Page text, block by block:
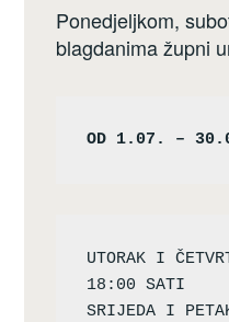
Ponedjeljkom,
blagdanima župni
OD 1.07. –
UTORAK I
18:00 SATI
SRIJEDA I